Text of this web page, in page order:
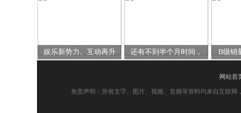
娱乐新势力、互动再升 还有不到半个月时间， B级销
网站首
免责声明：所有文字、图片、视频、音频等资料均来自互联